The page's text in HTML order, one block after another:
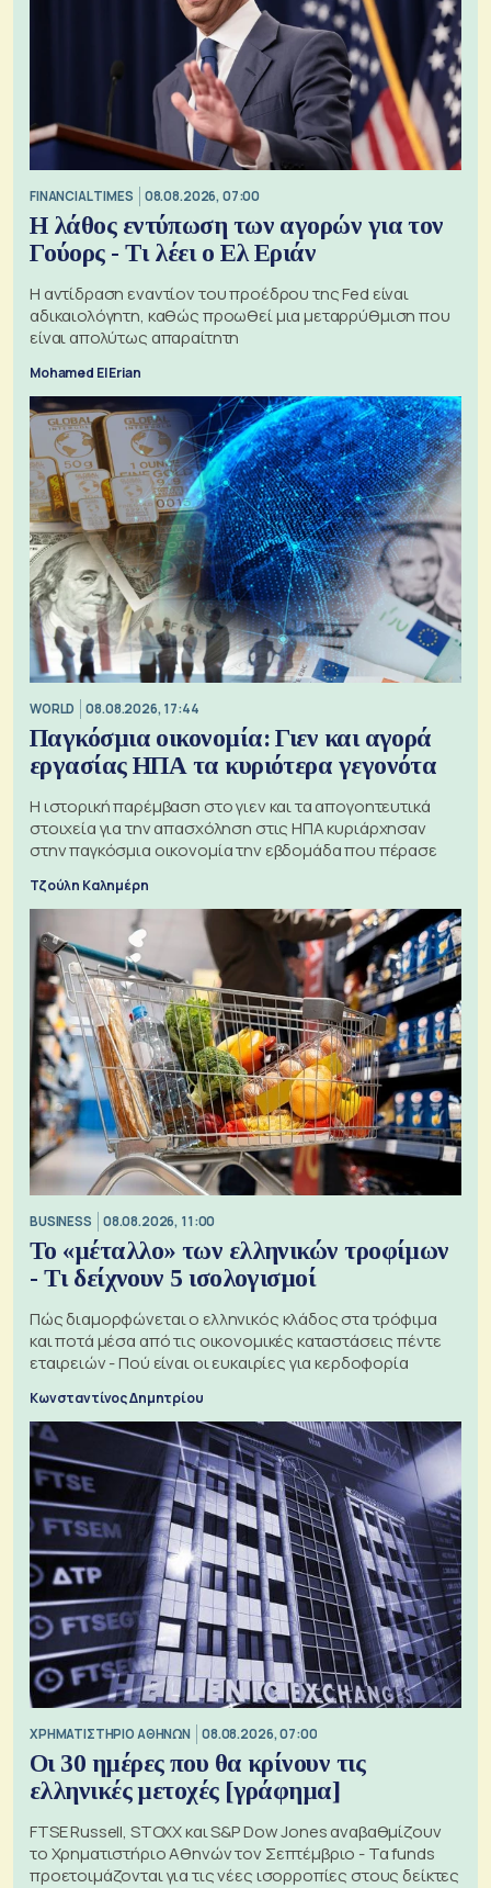
FINANCIAL TIMES 08.08.2026, 07:00
Η λάθος εντύπωση των αγορών για τον
Γούορς - Τι λέει ο Ελ Εριάν
Η αντίδραση εναντίον του προέδρου της Fed είναι
αδικαιολόγητη, καθώς προωθεί μια μεταρρύθμιση που
είναι απολύτως απαραίτητη
Mohamed El Erian
WORLD 08.08.2026, 17:44
Παγκόσμια οικονομία: Γιεν και αγορά
εργασίας ΗΠΑ τα κυριότερα γεγονότα
Η ιστορική παρέμβαση στο γιεν και τα απογοητευτικά
στοιχεία για την απασχόληση στις ΗΠΑ κυριάρχησαν
στην παγκόσμια οικονομία την εβδομάδα που πέρασε
Τζούλη Καλημέρη
BUSINESS 08.08.2026, 11:00
Το «μέταλλο» των ελληνικών τροφίμων
- Τι δείχνουν 5 ισολογισμοί
Πώς διαμορφώνεται ο ελληνικός κλάδος στα τρόφιμα
και ποτά μέσα από τις οικονομικές καταστάσεις πέντε
εταιρειών - Πού είναι οι ευκαιρίες για κερδοφορία
Κωνσταντίνος Δημητρίου
XΡΗΜΑΤΙΣΤΗΡΙΟ ΑΘΗΝΩΝ 08.08.2026, 07:00
Οι 30 ημέρες που θα κρίνουν τις
ελληνικές μετοχές [γράφημα]
FTSE Russell, STOXX και S&P Dow Jones αναβαθμίζουν
το Χρηματιστήριο Αθηνών τον Σεπτέμβριο - Τα funds
προετοιμάζονται για τις νέες ισορροπίες στους δείκτες